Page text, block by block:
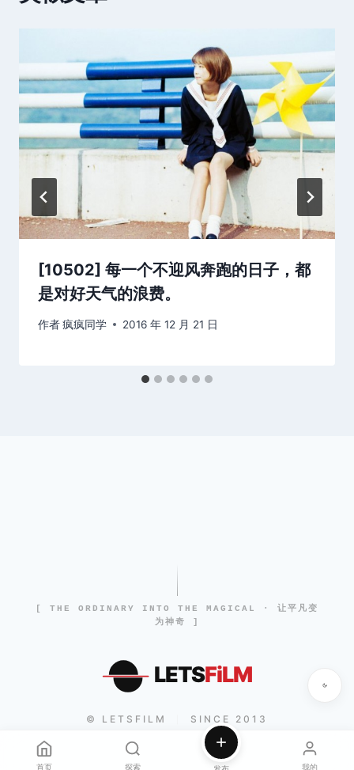
[10502] 每一个不迎风奔跑的日子，都
是对好天气的浪费。
作者疯疯同学 2016 年 12 月 21 日
[ THE ORDINARY INTO THE MAGICAL · 让平凡变
为神奇 ]
LETSFiLM
© LETSFILM SINCE 2013
首页 探索 发布 我的